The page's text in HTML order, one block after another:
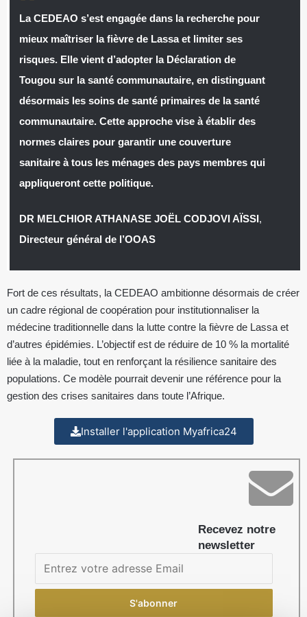
La CEDEAO s’est engagée dans la recherche pour
mieux maîtriser la fièvre de Lassa et limiter ses
risques. Elle vient d’adopter la Déclaration de
Tougou sur la santé communautaire, en distinguant
désormais les soins de santé primaires de la santé
communautaire. Cette approche vise à établir des
normes claires pour garantir une couverture
sanitaire à tous les ménages des pays membres qui
appliqueront cette politique.
DR MELCHIOR ATHANASE JOËL CODJOVI AÏSSI,
Directeur général de l’OOAS
Fort de ces résultats, la CEDEAO ambitionne désormais de créer
un cadre régional de coopération pour institutionnaliser la
médecine traditionnelle dans la lutte contre la fièvre de Lassa et
d’autres épidémies. L’objectif est de réduire de 10 % la mortalité
liée à la maladie, tout en renforçant la résilience sanitaire des
populations. Ce modèle pourrait devenir une référence pour la
gestion des crises sanitaires dans toute l’Afrique.
Installer l'application Myafrica24
Recevez notre
newsletter